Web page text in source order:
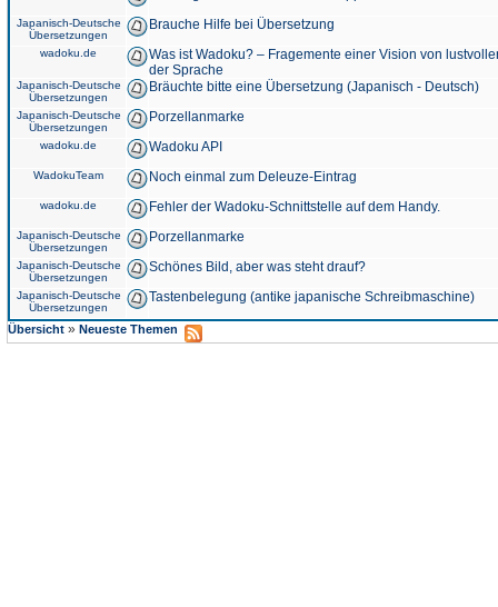
Japanisch-Deutsche
Übersetzungen
Brauche Hilfe bei Übersetzung
wadoku.de
Was ist Wadoku? – Fragemente einer Vision von
der Sprache
Japanisch-Deutsche
Übersetzungen
Bräuchte bitte eine Übersetzung (Japanisch - Deutsch)
Japanisch-Deutsche
Übersetzungen
Porzellanmarke
wadoku.de Wadoku API
WadokuTeam Noch einmal zum Deleuze-Eintrag
wadoku.de Fehler der Wadoku-Schnittstelle auf dem Handy.
Japanisch-Deutsche
Übersetzungen
Porzellanmarke
Japanisch-Deutsche
Übersetzungen
Schönes Bild, aber was steht drauf?
Japanisch-Deutsche
Übersetzungen
Tastenbelegung (antike japanische Schreibmaschine)
Übersicht » Neueste Themen